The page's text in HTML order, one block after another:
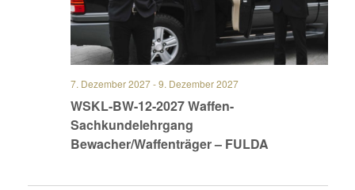
WSKL-BW-12-2027 Waffen-
Sachkundelehrgang
Bewacher/Waffenträger – FULDA
7. Dezember 2027-9. Dezember 2027